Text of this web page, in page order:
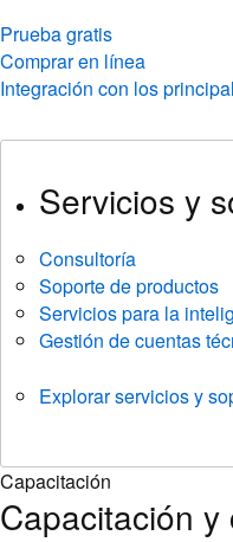
Prueba gratis
Comprar en línea
Integración con los
Servicios y
Consultoría
Soporte de productos
Servicios para la
Gestión de cuentas
Explorar servicios y
Capacitación
Capacitación y